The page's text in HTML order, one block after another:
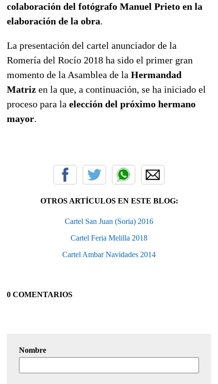
colaboración del fotógrafo Manuel Prieto en la
elaboración de la obra.
La presentación del cartel anunciador de la
Romería del Rocío 2018 ha sido el primer gran
momento de la Asamblea de la Hermandad
Matriz en la que, a continuación, se ha iniciado el
proceso para la elección del próximo hermano
mayor.
OTROS ARTÍCULOS EN ESTE BLOG:
Cartel San Juan (Soria) 2016
Cartel Feria Melilla 2018
Cartel Ambar Navidades 2014
0 COMENTARIOS
Nombre